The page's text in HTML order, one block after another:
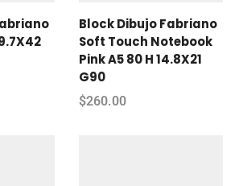
Block Dibujo Fabriano
Soft Touch Notebook
Pink A5 80 H 14.8X21
G90
$260.00